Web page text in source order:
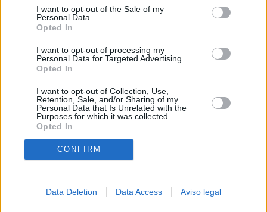
cualquier momento entrando de nuevo en este sitio web o
visitando nuestra política de privacidad.
I want to opt-out of the Sale of my
Personal Data.
Opted In
I want to opt-out of processing my
Personal Data for Targeted Advertising.
Opted In
I want to opt-out of Collection, Use,
Retention, Sale, and/or Sharing of my
Personal Data that Is Unrelated with the
Purposes for which it was collected.
Opted In
CONFIRM
Data Deletion Data Access Aviso legal